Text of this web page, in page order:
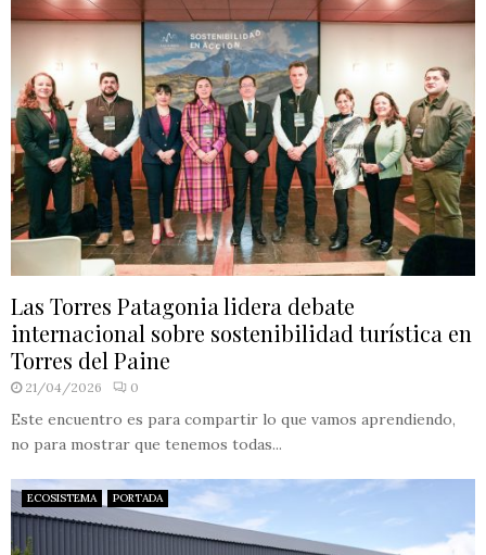
Las Torres Patagonia lidera debate
internacional sobre sostenibilidad turística en
Torres del Paine
21/04/2026 0
Este encuentro es para compartir lo que vamos aprendiendo,
no para mostrar que tenemos todas...
ECOSISTEMA PORTADA